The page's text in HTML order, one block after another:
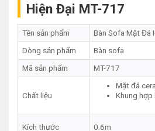
Hiện Đại MT-717
Tên sản phẩm
Bàn Sofa Mặt Đá
Dòng sản phẩm
Bàn sofa
Mã sản phẩm
MT-717
Chất liệu
Mặt đá
Khung hợp
Kích thước 0.6m